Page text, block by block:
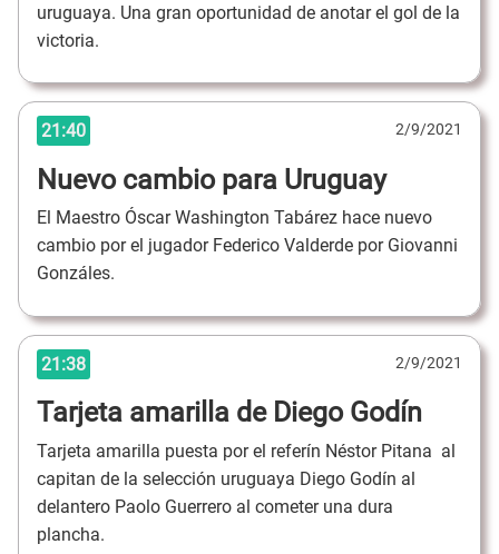
uruguaya. Una gran oportunidad de anotar el gol de la
victoria.
21:40 2/9/2021
Nuevo cambio para Uruguay
El Maestro Óscar Washington Tabárez hace nuevo
cambio por el jugador Federico Valderde por Giovanni
Gonzáles.
21:38 2/9/2021
Tarjeta amarilla de Diego Godín
Tarjeta amarilla puesta por el referín Néstor Pitana al
capitan de la selección uruguaya Diego Godín al
delantero Paolo Guerrero al cometer una dura
plancha.